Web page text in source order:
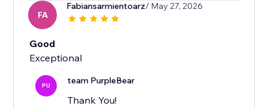
FA
Fabiansarmientoarz/ May 27, 2026
Good
Exceptional
PU team PurpleBear
Thank You!